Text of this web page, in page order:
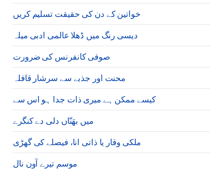
خواتین کے دن کی حقیقت تسلیم کریں
دیسی رنگ میں ڈھلا عالمی ادبی میلہ
صوفی کانفرنس کی ضرورت
محنت اور جذبے سے سرشار قافلہ
کیسے ممکن ہے میری ذات جدا ہو اس سے
میں بھَنّاں دلی دے کنگرے
ملکی وقار یا ذاتی انا، فیصلے کی گھڑی
موسم تیرے آون نال